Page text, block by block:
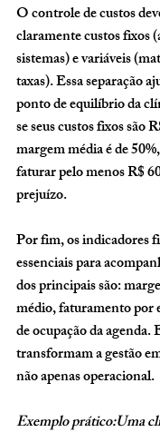
O controle de custos
claramente custos fixos
sistemas) e variáveis
taxas). Essa separação
ponto de equilíbrio da
se seus custos fixos são
margem média é de
faturar pelo menos R$
prejuízo.
Por fim, os indicadores
essenciais para
dos principais são:
médio, faturamento por
de ocupação da agenda.
transformam a gestão
não apenas operacional.
Exemplo prático:Uma